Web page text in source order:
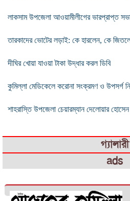
লাকসাম উপজেলা আওয়ামীলীগের ভারপ্রাপ্ত
তারকাদের ভোটের লড়াই: কে হারলেন, কে
দীঘির খোয়া যাওয়া টাকা উদ্ধার করল ডিবি
কুমিল্লা মেডিকেলে করোনা সংক্রমণ ও
শাহরাস্তি উপজেলা চেয়ারম্যান দেলোয়ার
গ্যালারী
ads